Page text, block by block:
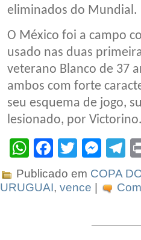
eliminados do Mundial.
O México foi a campo
usado nas duas
veterano Blanco de 37
ambos com forte
seu esquema de jogo,
lesionado, por
WhatsApp
Facebook
Twitter
Publicado em COPA
URUGUAI, vence